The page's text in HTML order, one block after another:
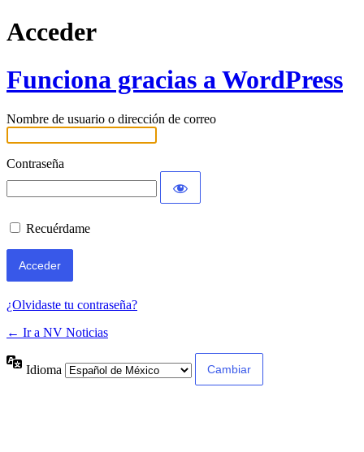
Acceder
Funciona gracias a WordPress
Nombre de usuario o dirección de correo
Contraseña
Recuérdame
¿Olvidaste tu contraseña?
← Ir a NV Noticias
Idioma